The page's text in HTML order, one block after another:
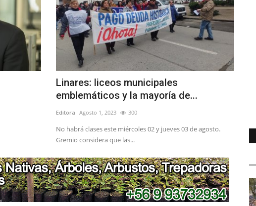
Linares: liceos municipales
emblemáticos y la mayoría de...
Editora Agosto 1, 2023 300
No habrá clases este miércoles 02 y jueves 03 de agosto.
Gremio considera que las...